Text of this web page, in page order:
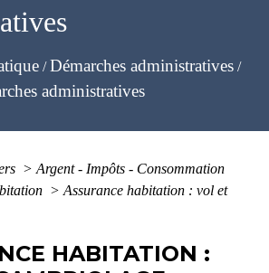
/Démarches administratives /
administratives
> Argent - Impôts - Consommation
> Assurance habitation : vol et
HABITATION :